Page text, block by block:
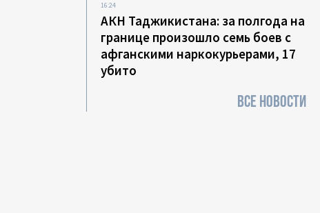
16:24
АКН Таджикистана: за полгода на
границе произошло семь боев с
афганскими наркокурьерами, 17
убито
ВСЕ НОВОСТИ